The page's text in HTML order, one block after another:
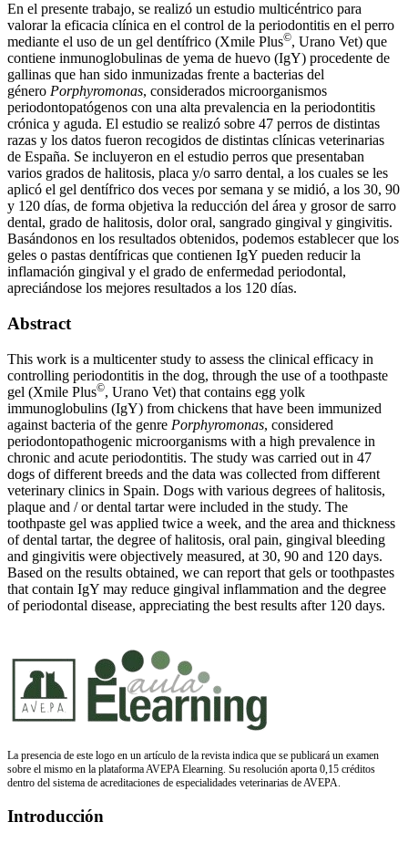
En el presente trabajo, se realizó un estudio multicéntrico para
valorar la eficacia clínica en el control de la periodontitis en el perro
mediante el uso de un gel dentífrico (Xmile Plus©, Urano Vet) que
contiene inmunoglobulinas de yema de huevo (IgY) procedente de
gallinas que han sido inmunizadas frente a bacterias del
género Porphyromonas, considerados microorganismos
periodontopatógenos con una alta prevalencia en la periodontitis
crónica y aguda. El estudio se realizó sobre 47 perros de distintas
razas y los datos fueron recogidos de distintas clínicas veterinarias
de España. Se incluyeron en el estudio perros que presentaban
varios grados de halitosis, placa y/o sarro dental, a los cuales se les
aplicó el gel dentífrico dos veces por semana y se midió, a los 30, 90
y 120 días, de forma objetiva la reducción del área y grosor de sarro
dental, grado de halitosis, dolor oral, sangrado gingival y gingivitis.
Basándonos en los resultados obtenidos, podemos establecer que los
geles o pastas dentífricas que contienen IgY pueden reducir la
inflamación gingival y el grado de enfermedad periodontal,
apreciándose los mejores resultados a los 120 días.
Abstract
This work is a multicenter study to assess the clinical efficacy in
controlling periodontitis in the dog, through the use of a toothpaste
gel (Xmile Plus©, Urano Vet) that contains egg yolk
immunoglobulins (IgY) from chickens that have been immunized
against bacteria of the genre Porphyromonas, considered
periodontopathogenic microorganisms with a high prevalence in
chronic and acute periodontitis. The study was carried out in 47
dogs of different breeds and the data was collected from different
veterinary clinics in Spain. Dogs with various degrees of halitosis,
plaque and / or dental tartar were included in the study. The
toothpaste gel was applied twice a week, and the area and thickness
of dental tartar, the degree of halitosis, oral pain, gingival bleeding
and gingivitis were objectively measured, at 30, 90 and 120 days.
Based on the results obtained, we can report that gels or toothpastes
that contain IgY may reduce gingival inflammation and the degree
of periodontal disease, appreciating the best results after 120 days.
La presencia de este logo en un artículo de la revista indica que se publicará un examen
sobre el mismo en la plataforma AVEPA Elearning. Su resolución aporta 0,15 créditos
dentro del sistema de acreditaciones de especialidades veterinarias de AVEPA.
Introducción